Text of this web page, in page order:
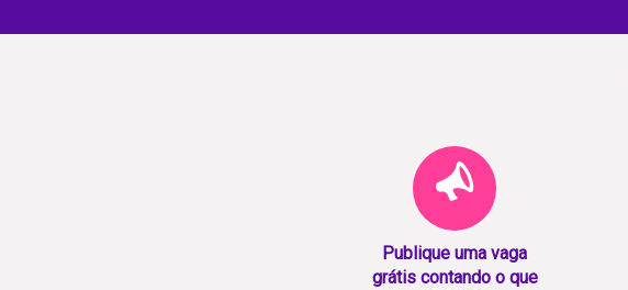
Publique uma vaga
grátis contando o que